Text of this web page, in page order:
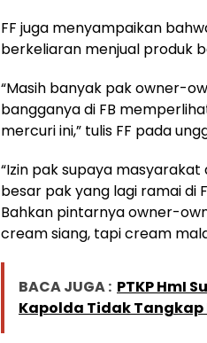
FF juga menyampaikan
berkeliaran menjual produk
“Masih banyak pak owner-
bangganya di FB
mercuri ini,” tulis FF pada
“Izin pak supaya
besar pak yang lagi ramai di
Bahkan pintarnya owner-
cream siang, tapi cream
BACA JUGA : PTKP HmI
Kapolda Tidak Tangkap